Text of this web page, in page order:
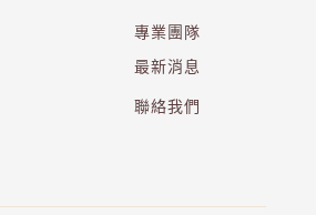
專業團隊
最新消息
聯絡我們